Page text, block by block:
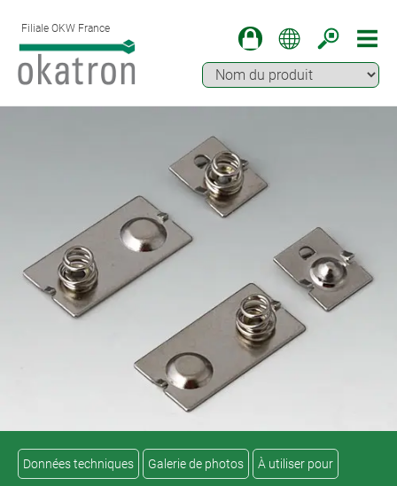
Filiale OKW France
Données techniques Galerie de photos À utiliser pour